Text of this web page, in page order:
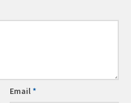
Email*